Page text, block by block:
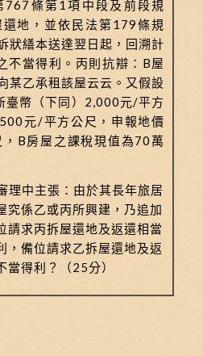
767條第1項中段及前段規
地，並依民法第179條規
狀繕本送達翌日起，回溯計
不當得利。丙則抗辯：B屋
某乙承租該屋云云。又假設
臺幣（下同）2,000元/平方
元/平方公尺，申報地價
B房屋之課稅現值為70萬
理中主張：由於其長年旅居
究係乙或丙所興建，乃追加
請求丙拆屋還地及返還相當
，備位請求乙拆屋還地及返
當得利？（25分）